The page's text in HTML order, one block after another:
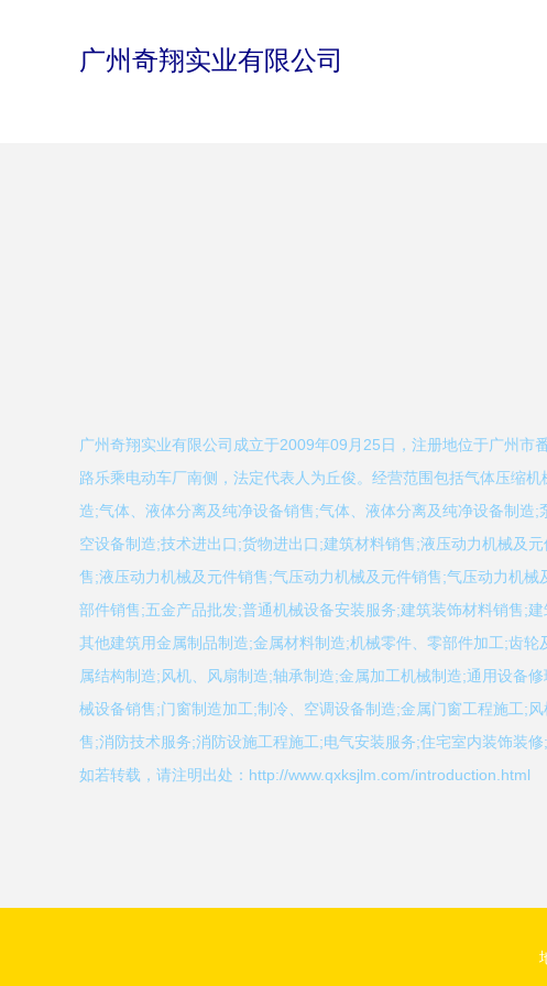
广州奇翔实业有限公司
广州奇翔实业有限公司成立于2009年09月25日，注册地位于广州市
路乐乘电动车厂南侧，法定代表人为丘俊。经营范围包括气体压缩机
造;气体、液体分离及纯净设备销售;气体、液体分离及纯净设备制造;
空设备制造;技术进出口;货物进出口;建筑材料销售;液压动力机械及
售;液压动力机械及元件销售;气压动力机械及元件销售;气压动力机械
部件销售;五金产品批发;普通机械设备安装服务;建筑装饰材料销售;
其他建筑用金属制品制造;金属材料制造;机械零件、零部件加工;齿轮
属结构制造;风机、风扇制造;轴承制造;金属加工机械制造;通用设备
械设备销售;门窗制造加工;制冷、空调设备制造;金属门窗工程施工;
售;消防技术服务;消防设施工程施工;电气安装服务;住宅室内装饰装修;
如若转载，请注明出处：http://www.qxksjlm.com/introduction.html